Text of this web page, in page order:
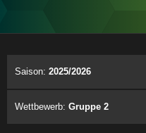
Saison: 2025/2026
Wettbewerb: Gruppe 2